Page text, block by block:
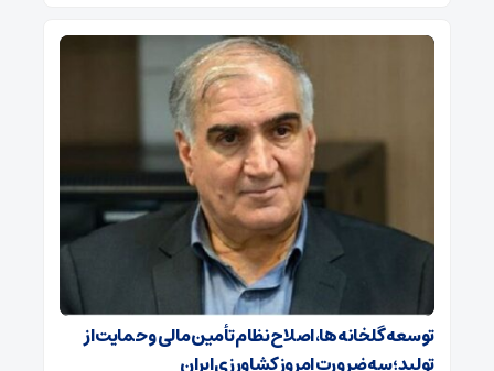
توسعه گلخانه‌ها، اصلاح نظام تأمین مالی و حمایت از
تولید؛ سه ضرورت امروز کشاورزی ایران